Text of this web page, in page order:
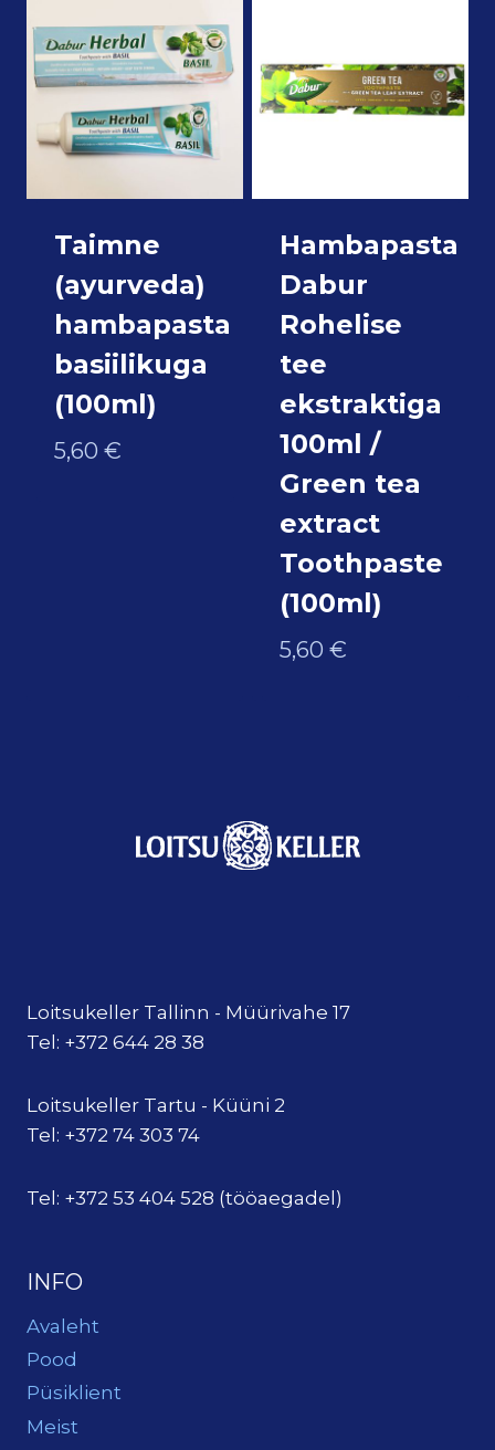
Taimne
(ayurveda)
hambapasta
basiilikuga
(100ml)
5,60 €
Hambapasta
Dabur
Rohelise
tee
ekstraktiga
100ml /
Green tea
extract
Toothpaste
(100ml)
5,60 €
Loitsukeller Tallinn - Müürivahe 17
Tel: +372 644 28 38
Loitsukeller Tartu - Küüni 2
Tel: +372 74 303 74
Tel: +372 53 404 528 (tööaegadel)
INFO
Avaleht
Pood
Püsiklient
Meist